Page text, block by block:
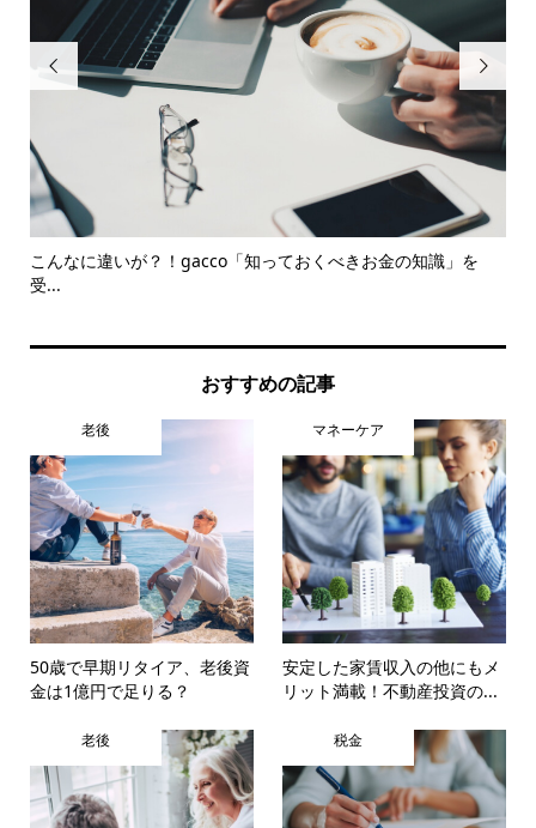

こんなに違いが？！gacco「知っておくべきお金の知識」を
受...

おすすめの記事
老後
50歳で早期リタイア、老後資
金は1億円で足りる？
マネーケア
安定した家賃収入の他にもメ
リット満載！不動産投資の...
老後 税金